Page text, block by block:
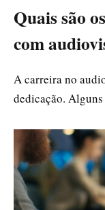
Quais são
com
A carreira no
dedicação.